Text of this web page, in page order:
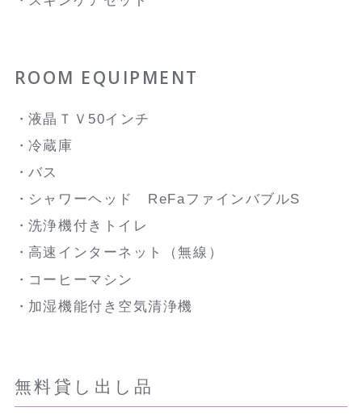
ROOM EQUIPMENT
液晶ＴＶ50インチ
冷蔵庫
バス
シャワーヘッド ReFaファインバブルS
洗浄機付きトイレ
高速インターネット（無線）
コーヒーマシン
加湿機能付き空気清浄機
無料貸し出し品